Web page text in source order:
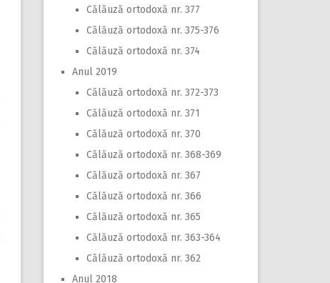
Călăuză ortodoxă nr. 377
Călăuză ortodoxă nr. 375-376
Călăuză ortodoxă nr. 374
Anul 2019
Călăuză ortodoxă nr. 372-373
Călăuză ortodoxă nr. 371
Călăuză ortodoxă nr. 370
Călăuză ortodoxă nr. 368-369
Călăuză ortodoxă nr. 367
Călăuză ortodoxă nr. 366
Călăuză ortodoxă nr. 365
Călăuză ortodoxă nr. 363-364
Călăuză ortodoxă nr. 362
Anul 2018